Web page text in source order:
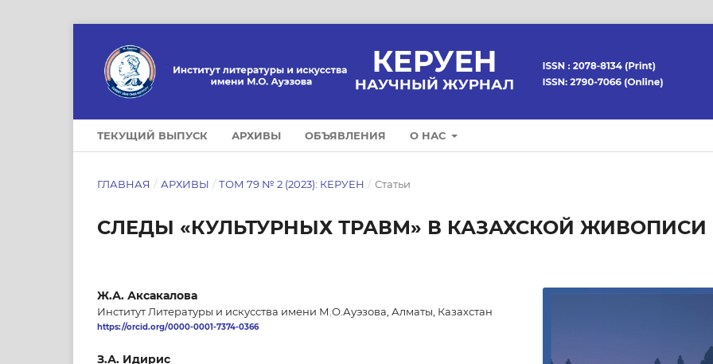
ТЕКУЩИЙ ВЫПУСК АРХИВЫ ОБЪЯВЛЕНИЯ О НАС
ГЛАВНАЯ / АРХИВЫ / ТОМ 79 № 2 (2023): КЕРУЕН / Статьи
СЛЕДЫ «КУЛЬТУРНЫХ ТРАВМ» В КАЗАХСКОЙ ЖИВОПИСИ
Ж.А. Аксакалова
Институт Литературы и искусства имени М.О.Ауэзова, Алматы, Казахстан
https://orcid.org/0000-0001-7374-0366
З.А. Идирис